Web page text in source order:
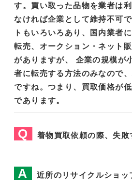
す。買い取った品物を業者は
なければ企業として維持不可
トもいろいろあり、国内業者
転売、オークション・ネット
がありますが、 企業の規模が
者に転売する方法のみなので
ですね。つまり、買取価格が
であります。
着物買取依頼の際、失敗
近所のリサイクルショッ